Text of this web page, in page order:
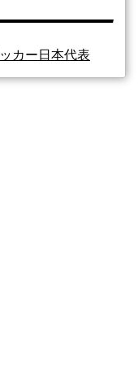
カー日本代表